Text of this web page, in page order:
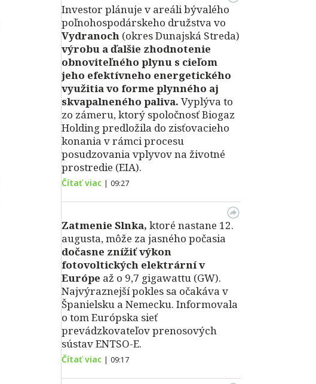
Investor plánuje v areáli bývalého
poľnohospodárskeho družstva vo
Vydranoch (okres Dunajská Streda)
výrobu a ďalšie zhodnotenie
obnoviteľného plynu s cieľom
jeho efektívneho energetického
využitia vo forme plynného aj
skvapalneného paliva. Vyplýva to
zo zámeru, ktorý spoločnosť Biogaz
Holding predložila do zisťovacieho
konania v rámci procesu
posudzovania vplyvov na životné
prostredie (EIA).
Čítať viac | 09:27
Zatmenie Slnka, ktoré nastane 12.
augusta, môže za jasného počasia
dočasne znížiť výkon
fotovoltických elektrární v
Európe až o 9,7 gigawattu (GW).
Najvýraznejší pokles sa očakáva v
Španielsku a Nemecku. Informovala
o tom Európska sieť
prevádzkovateľov prenosových
sústav ENTSO-E.
Čítať viac | 09:17